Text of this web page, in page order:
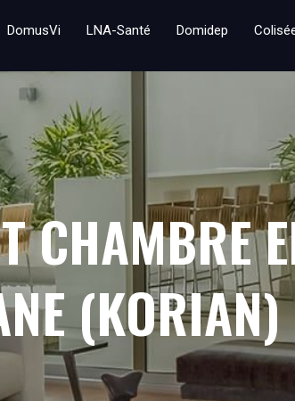
DomusVi LNA-Santé Domidep
CHAMBRE
(KORIAN)